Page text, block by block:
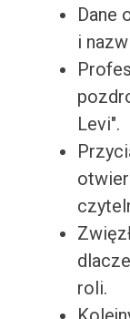
Dane
i
Levi".
roli.